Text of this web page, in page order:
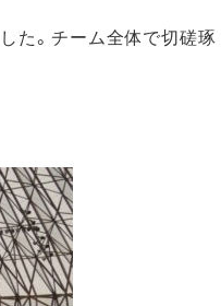
た。チーム全体で切磋琢